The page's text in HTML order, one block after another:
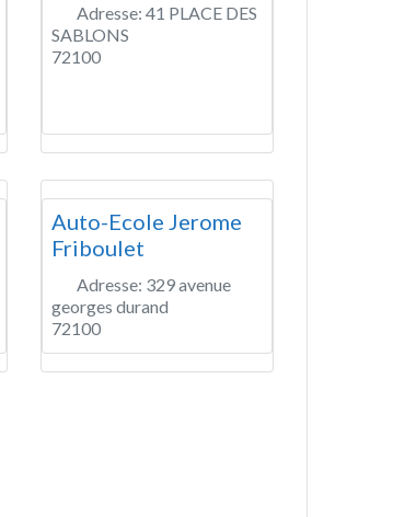
Adresse: 41 PLACE DES
SABLONS
72100
Auto-Ecole Jerome
Friboulet
Adresse: 329 avenue
georges durand
72100